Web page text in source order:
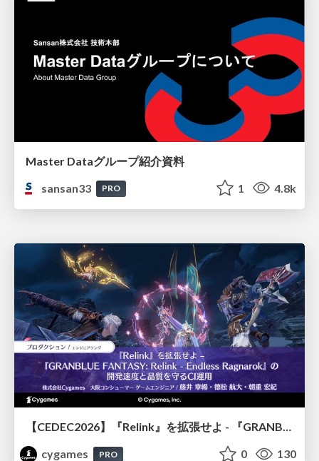
Master Dataグループ紹介資料
sansan33
PRO 1 4.8k
【CEDEC2026】『Relink』を拡張せよ - 『GRANBLUE FANTASY: Relink - Endless Ragnarok』の開発速度と品質を守るCI運用
cygames
PRO 0 130